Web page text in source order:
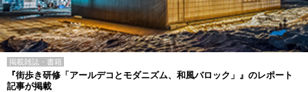
掲載雑誌・書籍
『街歩き研修「アールデコとモダニズム、和風バロック」』のレポート
記事が掲載